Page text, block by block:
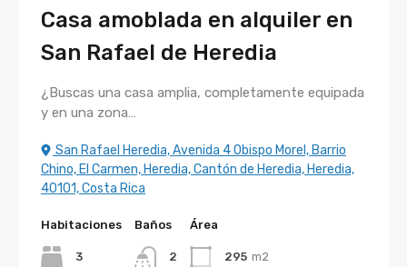
Casa amoblada en alquiler en
San Rafael de Heredia
¿Buscas una casa amplia, completamente equipada
y en una zona…
San Rafael Heredia, Avenida 4 Obispo Morel, Barrio
Chino, El Carmen, Heredia, Cantón de Heredia, Heredia,
40101, Costa Rica
Habitaciones
3
Baños
2
Área
295 m2